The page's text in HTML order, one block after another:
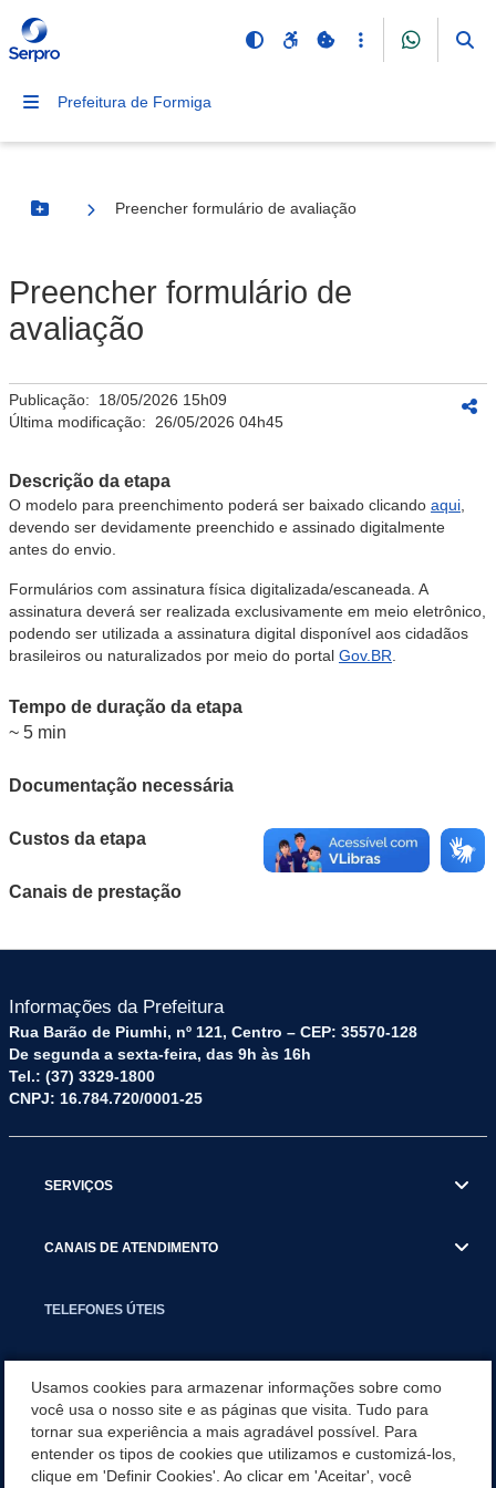
Prefeitura de Formiga
Botão Menu
Preencher formulário de avaliação
Preencher formulário de
avaliação
Publicação: 18/05/2026 15h09
Última modificação: 26/05/2026 04h45
Descrição da etapa
O modelo para preenchimento poderá ser baixado clicando aqui
devendo ser devidamente preenchido e assinado digitalmente
antes do envio.
Formulários com assinatura física digitalizada/escaneada. A
assinatura deverá ser realizada exclusivamente em meio eletrônico,
podendo ser utilizada a assinatura digital disponível aos cidadãos
brasileiros ou naturalizados por meio do portal Gov.BR
Tempo de duração da etapa
~ 5 min
Documentação necessária
Custos da etapa
Canais de prestação
Informações da Prefeitura
Rua Barão de Piumhi, nº 121, Centro – CEP: 35570-128
De segunda a sexta-feira, das 9h às 16h
Tel.: (37) 3329-1800
CNPJ: 16.784.720/0001-25
SERVIÇOS
CANAIS DE ATENDIMENTO
TELEFONES ÚTEIS
NOTÍCIAS
Usamos cookies para armazenar informações sobre como
você usa o nosso site e as páginas que visita. Tudo para
tornar sua experiência a mais agradável possível. Para
entender os tipos de cookies que utilizamos e customizá-los,
clique em 'Definir Cookies'. Ao clicar em 'Aceitar', você